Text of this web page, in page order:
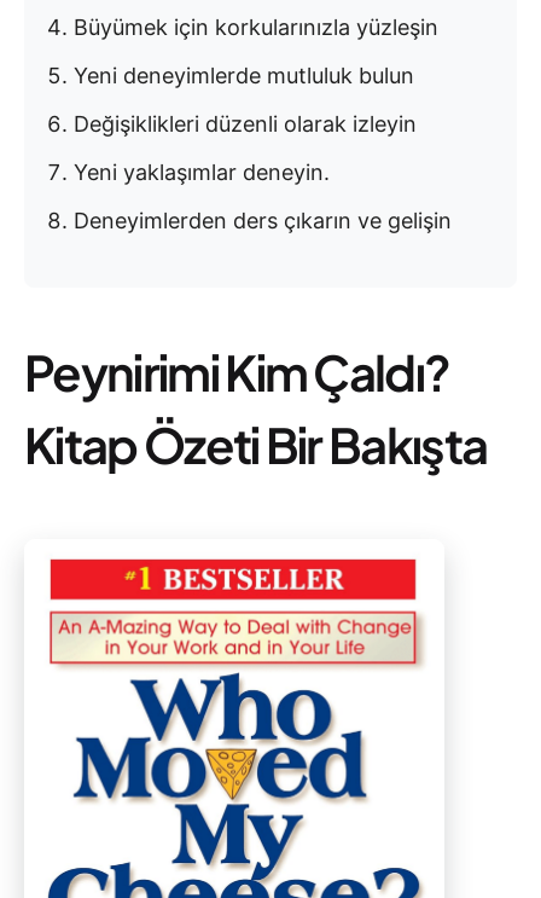
Büyümek için korkularınızla yüzleşin
Yeni deneyimlerde mutluluk bulun
Değişiklikleri düzenli olarak izleyin
Yeni yaklaşımlar deneyin.
Deneyimlerden ders çıkarın ve gelişin
Peynirimi Kim Çaldı?
Kitap Özeti Bir Bakışta